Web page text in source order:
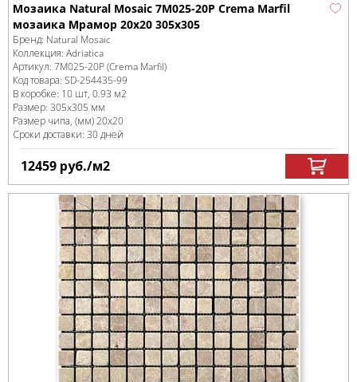
Мозаика Natural Mosaic 7M025-20P Crema Marfil
мозаика Мрамор 20х20 305х305
Бренд: Natural Mosaic
Коллекция: Adriatica
Артикул: 7M025-20P (Crema Marfil)
Код товара: SD-254435-99
В коробке: 10 шт, 0.93 м2
Размер: 305x305 мм
Размер чипа, (мм)20х20
Сроки доставки: 30 дней
12459 руб./м2